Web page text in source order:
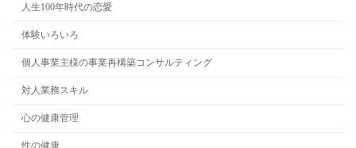
人生100年時代の恋愛
体験いろいろ
個人事業主様の事業再構築コンサルティング
対人業務スキル
心の健康管理